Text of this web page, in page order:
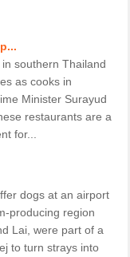
southern Thailand
as cooks in
Minister Surayud
restaurants are a
for...
dogs at an airport
producing region
Lai, were part of a
to turn strays into